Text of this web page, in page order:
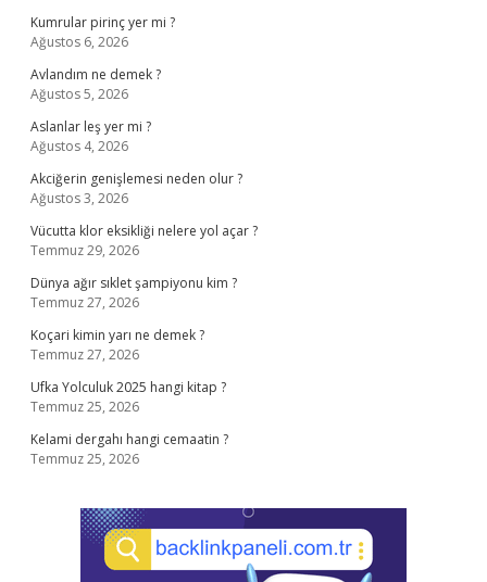
Kumrular pirinç yer mi ?
Ağustos 6, 2026
Avlandım ne demek ?
Ağustos 5, 2026
Aslanlar leş yer mi ?
Ağustos 4, 2026
Akciğerin genişlemesi neden olur ?
Ağustos 3, 2026
Vücutta klor eksikliği nelere yol açar ?
Temmuz 29, 2026
Dünya ağır sıklet şampiyonu kim ?
Temmuz 27, 2026
Koçari kimin yarı ne demek ?
Temmuz 27, 2026
Ufka Yolculuk 2025 hangi kitap ?
Temmuz 25, 2026
Kelami dergahı hangi cemaatin ?
Temmuz 25, 2026